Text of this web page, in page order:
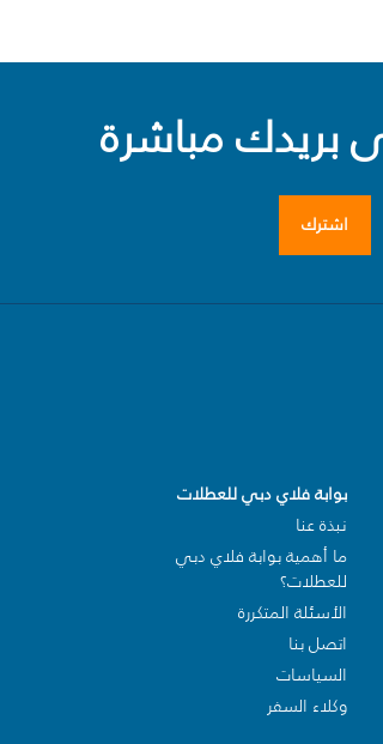
مباشرة
اشترك
بوابة فلاي دبي للعطلات
نبذة عنا
ما أهمية بوابة فلاي دبي
للعطلات؟
الأسئلة المتكررة
اتصل بنا
السياسات
وكلاء السفر